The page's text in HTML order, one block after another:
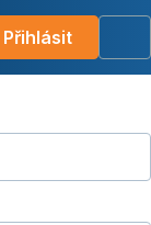
Přihlásit